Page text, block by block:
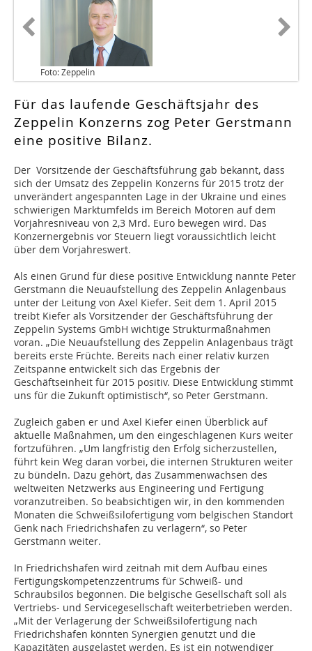
Foto: Zeppelin
Für das laufende Geschäftsjahr des
Zeppelin Konzerns zog Peter Gerstmann
eine positive Bilanz.
Der Vorsitzende der Geschäftsführung gab bekannt, dass
sich der Umsatz des Zeppelin Konzerns für 2015 trotz der
unverändert angespannten Lage in der Ukraine und eines
schwierigen Marktumfelds im Bereich Motoren auf dem
Vorjahresniveau von 2,3 Mrd. Euro bewegen wird. Das
Konzernergebnis vor Steuern liegt voraussichtlich leicht
über dem Vorjahreswert.
Als einen Grund für diese positive Entwicklung nannte Peter
Gerstmann die Neuaufstellung des Zeppelin Anlagenbaus
unter der Leitung von Axel Kiefer. Seit dem 1. April 2015
treibt Kiefer als Vorsitzender der Geschäftsführung der
Zeppelin Systems GmbH wichtige Strukturmaßnahmen
voran. „Die Neuaufstellung des Zeppelin Anlagenbaus trägt
bereits erste Früchte. Bereits nach einer relativ kurzen
Zeitspanne entwickelt sich das Ergebnis der
Geschäftseinheit für 2015 positiv. Diese Entwicklung stimmt
uns für die Zukunft optimistisch“, so Peter Gerstmann.
Zugleich gaben er und Axel Kiefer einen Überblick auf
aktuelle Maßnahmen, um den eingeschlagenen Kurs weiter
fortzuführen. „Um langfristig den Erfolg sicherzustellen,
führt kein Weg daran vorbei, die internen Strukturen weiter
zu bündeln. Dazu gehört, das Zusammenwachsen des
weltweiten Netzwerks aus Engineering und Fertigung
voranzutreiben. So beabsichtigen wir, in den kommenden
Monaten die Schweißsilofertigung vom belgischen Standort
Genk nach Friedrichshafen zu verlagern“, so Peter
Gerstmann weiter.
In Friedrichshafen wird zeitnah mit dem Aufbau eines
Fertigungskompetenzzentrums für Schweiß- und
Schraubsilos begonnen. Die belgische Gesellschaft soll als
Vertriebs- und Servicegesellschaft weiterbetrieben werden.
„Mit der Verlagerung der Schweißsilofertigung nach
Friedrichshafen könnten Synergien genutzt und die
Kapazitäten ausgelastet werden. Es ist ein notwendiger